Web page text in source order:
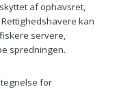
af ophavsret,
kan
servere,
spredningen.
for